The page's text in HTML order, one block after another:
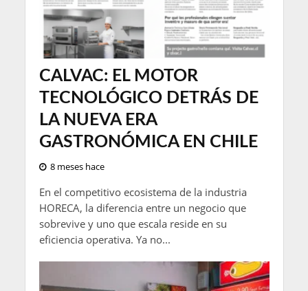
CALVAC: EL MOTOR
TECNOLÓGICO DETRÁS DE
LA NUEVA ERA
GASTRONÓMICA EN CHILE
8 meses hace
En el competitivo ecosistema de la industria
HORECA, la diferencia entre un negocio que
sobrevive y uno que escala reside en su
eficiencia operativa. Ya no...